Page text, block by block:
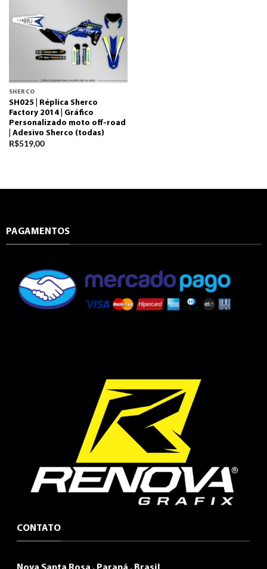
SHERCO
SH025 | Réplica Sherco
Factory 2014 | Gráfico
Personalizado moto off-road
| Adesivo Sherco (todas)
R$519,00
PAGAMENTOS
CONTATO